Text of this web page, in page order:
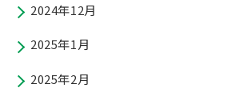
2024年12月
2025年1月
2025年2月